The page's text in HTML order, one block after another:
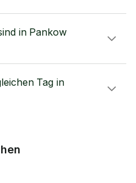
in Pankow
Tag in